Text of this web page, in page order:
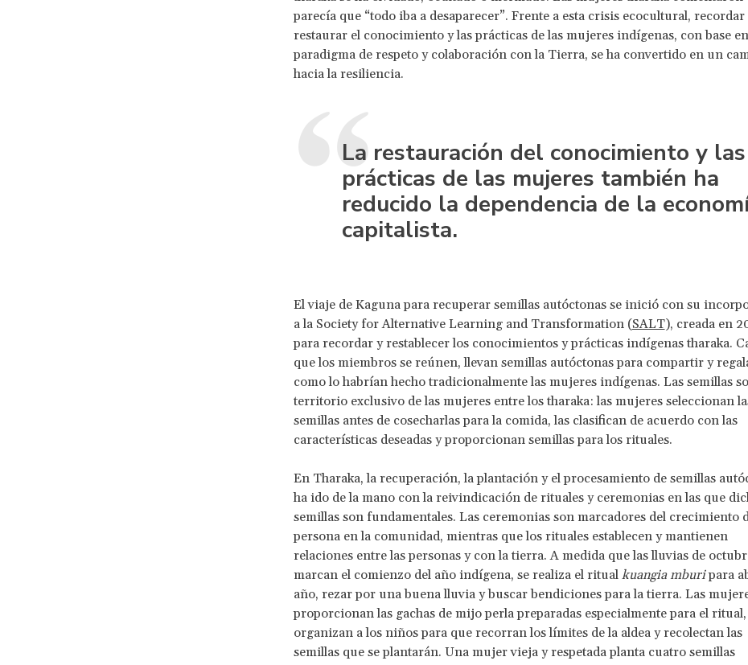
parecía que “todo iba a desaparecer”. Frente a esta crisis ecocultural, recordar
restaurar el conocimiento y las prácticas de las mujeres indígenas, con base
paradigma de respeto y colaboración con la Tierra, se ha convertido en un
hacia la resiliencia.
La restauración del conocimiento y las
prácticas de las mujeres también ha
reducido la dependencia de la
capitalista.
El viaje de Kaguna para recuperar semillas autóctonas se inició con su
a la Society for Alternative Learning and Transformation (SALT), creada en
para recordar y restablecer los conocimientos y prácticas indígenas tharaka.
que los miembros se reúnen, llevan semillas autóctonas para compartir y
como lo habrían hecho tradicionalmente las mujeres indígenas. Las semillas
territorio exclusivo de las mujeres entre los tharaka: las mujeres seleccionan
semillas antes de cosecharlas para la comida, las clasifican de acuerdo con las
características deseadas y proporcionan semillas para los rituales.
En Tharaka, la recuperación, la plantación y el procesamiento de semillas
ha ido de la mano con la reivindicación de rituales y ceremonias en las que
semillas son fundamentales. Las ceremonias son marcadores del crecimiento
persona en la comunidad, mientras que los rituales establecen y mantienen
relaciones entre las personas y con la tierra. A medida que las lluvias de
marcan el comienzo del año indígena, se realiza el ritual kuangia mburipara
año, rezar por una buena lluvia y buscar bendiciones para la tierra. Las
proporcionan las gachas de mijo perla preparadas especialmente para el ritual,
organizan a los niños para que recorran los límites de la aldea y recolectan las
semillas que se plantarán. Una mujer vieja y respetada planta cuatro semillas